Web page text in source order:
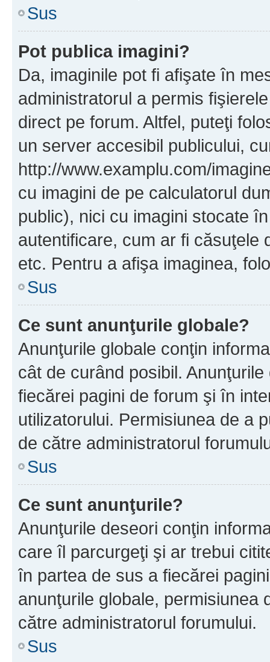
Sus
Pot publica imagini?
Da, imaginile pot fi afişate în
administratorul a permis
direct pe forum. Altfel, puteţi
un server accesibil publicului,
http://www.examplu.com/
cu imagini de pe calculatorul
public), nici cu imagini stocate
autentificare, cum ar fi căsuţele
etc. Pentru a afişa imaginea,
Sus
Ce sunt anunţurile globale?
Anunţurile globale conţin
cât de curând posibil.
fiecărei pagini de forum şi în
utilizatorului. Permisiunea de a
de către administratorul
Sus
Ce sunt anunţurile?
Anunţurile deseori conţin
care îl parcurgeţi şi ar trebui
în partea de sus a fiecărei
anunţurile globale, permisiunea
către administratorul forumului.
Sus